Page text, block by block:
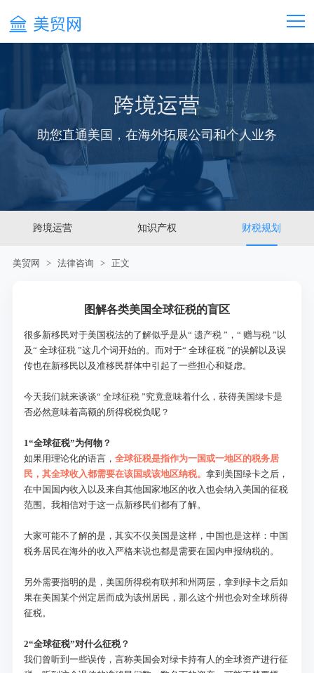
跨境运营
助您直通美国，在海外拓展公司和个人业务
跨境运营 知识产权 财税规划
美贸网 > 法律咨询 > 正文
图解各类美国全球征税的盲区
很多新移民对于美国税法的了解似乎是从“ 遗产税 ”，“ 赠与税 ”以
及“ 全球征税 ”这几个词开始的。而对于“ 全球征税 ”的误解以及误
传也在新移民以及准移民群体中引起了一些担心和疑虑。
今天我们就来谈谈“ 全球征税 ”究竟意味着什么，获得美国绿卡是
否必然意味着高额的所得税税负呢？
1“全球征税”为何物？
如果用理论化的语言，全球征税是指作为一国或一地区的税务居
民，其全球收入都需要在该国或该地区纳税。拿到美国绿卡之后，
在中国国内收入以及来自其他国家地区的收入也会纳入美国的征税
范围。我相信对于这一点新移民们都有了解。
大家可能不了解的是，其实不仅美国是这样，中国也是这样：中国
税务居民在海外的收入严格来说也都是需要在国内申报纳税的。
另外需要指明的是，美国所得税有联邦和州两层，拿到绿卡之后如
果在美国某个州定居而成为该州居民，那么这个州也会对全球所得
征税。
2“全球征税”对什么征税？
我们曾听到一些误传，言称美国会对绿卡持有人的全球资产进行征